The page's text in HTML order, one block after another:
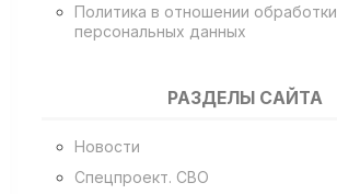
Политика в отношении обработки
персональных данных
РАЗДЕЛЫ САЙТА
Новости
Спецпроект. СВО